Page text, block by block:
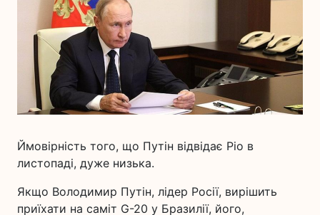
Ймовірність того, що Путін відвідає Ріо в
листопаді, дуже низька.
Якщо Володимир Путін, лідер Росії, вирішить
приїхати на саміт G-20 у Бразилії, його,